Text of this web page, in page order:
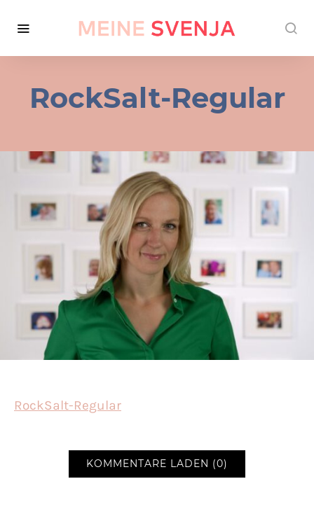
RockSalt-Regular
RockSalt-Regular
KOMMENTARE LADEN (0)